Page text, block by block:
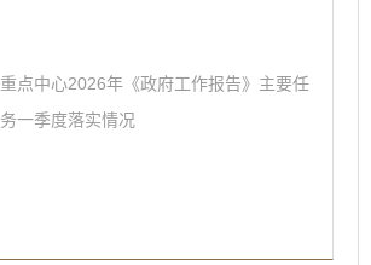
重点中心2026年《政府工作报告》主要任
务一季度落实情况